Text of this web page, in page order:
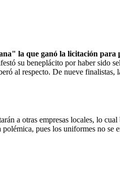
la que ganó la licitación para
su beneplácito por haber sido
al respecto. De nueve
a otras empresas locales, lo
pues los uniformes no